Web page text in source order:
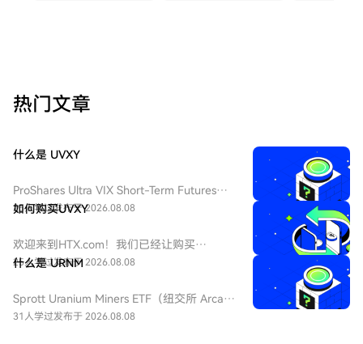
热门文章
什么是 UVXY
ProShares Ultra VIX Short-Term Futures
ETF（纽交所 Arca 代码：UVXY），中文：
ETF 为每日 2 倍杠杆做多 VIX 短期期货产
品，挂钩标普 500 短期波动率期货指数，该
基金通常用于在美股市场波动加剧或恐慌情
特性和期货展期成本，它不适合长期持有。
25人学过发布于 2026.08.08
如何购买UVXY
欢迎来到HTX.com！我们已经让购买
ProShares 两倍做多短期 VIX 期货
逐步指南，放心开始您的加密货币之旅。第
一步：创建您的HTX账户使用您的电子邮
25人学过发布于 2026.08.08
什么是 URNM
Sprott Uranium Miners ETF（纽交所 Arca
代码：URNM），中文：无（bn无），传统
31人学过发布于 2026.08.08